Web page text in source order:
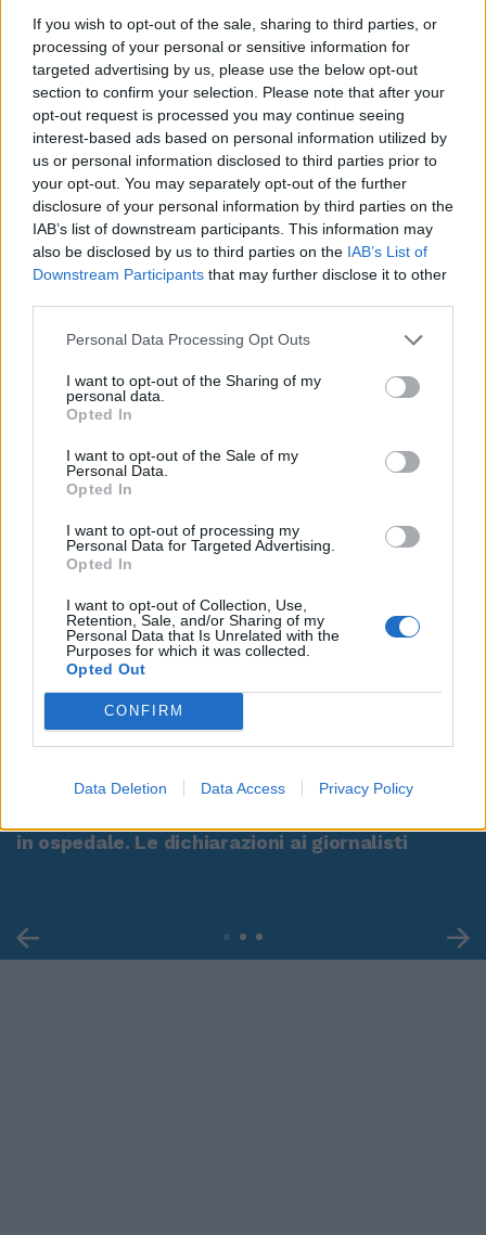
If you wish to opt-out of the sale, sharing to third parties, or
processing of your personal or sensitive information for
targeted advertising by us, please use the below opt-out
section to confirm your selection. Please note that after your
opt-out request is processed you may continue seeing
interest-based ads based on personal information utilized by
us or personal information disclosed to third parties prior to
your opt-out. You may separately opt-out of the further
disclosure of your personal information by third parties on the
IAB’s list of downstream participants. This information may
also be disclosed by us to third parties on the IAB’s List of
Downstream Participants that may further disclose it to other
Personal Data Processing Opt Outs
I want to opt-out of the Sharing of my
personal data.
Opted In
I want to opt-out of the Sale of my
Personal Data.
Opted In
I want to opt-out of processing my
Personal Data for Targeted Advertising.
Opted In
I want to opt-out of Collection, Use,
Retention, Sale, and/or Sharing of my
Personal Data that Is Unrelated with the
Purposes for which it was collected.
Opted Out
CONFIRM
Data Deletion Data Access Privacy Policy
in ospedale. Le dichiarazioni ai giornalisti